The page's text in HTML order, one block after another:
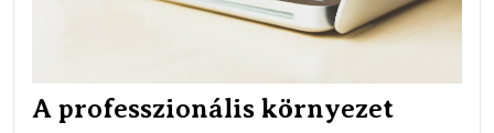
A professzionális környezet